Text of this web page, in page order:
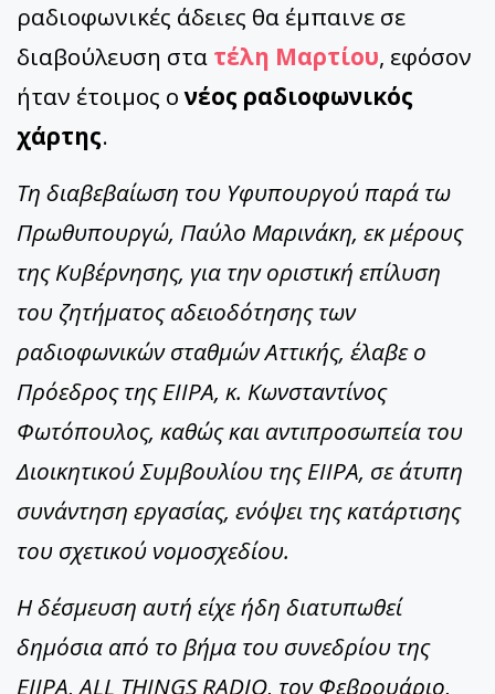
ραδιοφωνικές άδειες θα έμπαινε σε
διαβούλευση στα τέλη Μαρτίου, εφόσον
ήταν έτοιμος ονέος ραδιοφωνικός
χάρτης.
Τη διαβεβαίωση του Υφυπουργού παρά τω
Πρωθυπουργώ, Παύλο Μαρινάκη, εκ μέρους
της Κυβέρνησης, για την οριστική επίλυση
του ζητήματος αδειοδότησης των
ραδιοφωνικών σταθμών Αττικής, έλαβε ο
Πρόεδρος της ΕΙΙΡΑ, κ. Κωνσταντίνος
Φωτόπουλος, καθώς και αντιπροσωπεία του
Διοικητικού Συμβουλίου της ΕΙΙΡΑ, σε άτυπη
συνάντηση εργασίας, ενόψει της κατάρτισης
του σχετικού νομοσχεδίου.
Η δέσμευση αυτή είχε ήδη διατυπωθεί
δημόσια από το βήμα του συνεδρίου της
ΕΙΙΡΑ, ALL THINGS RADIO, τον Φεβρουάριο,